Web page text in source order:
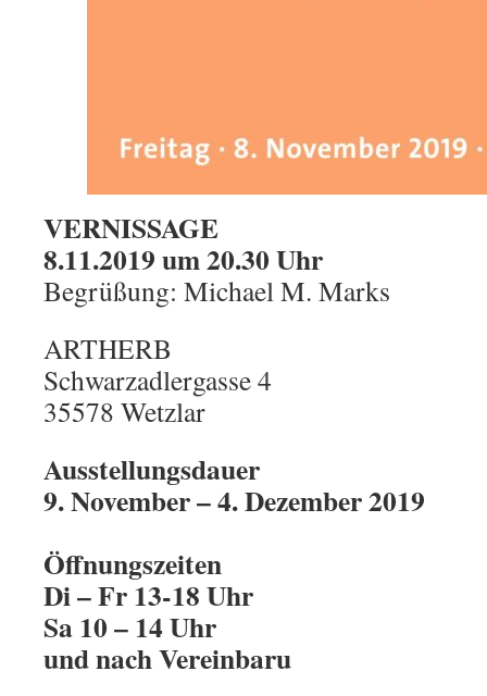
VERNISSAGE
8.11.2019 um 20.30 Uhr
Begrüßung: Michael M. Marks
ARTHERB
Schwarzadlergasse 4
35578 Wetzlar
Ausstellungsdauer
9. November – 4. Dezember 2019
Öffnungszeiten
Di – Fr 13-18 Uhr
Sa 10 – 14 Uhr
und nach Vereinbaru